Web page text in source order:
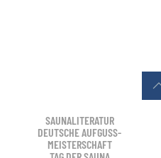
SAUNALITERATUR
DEUTSCHE AUFGUSS-
MEISTERSCHAFT